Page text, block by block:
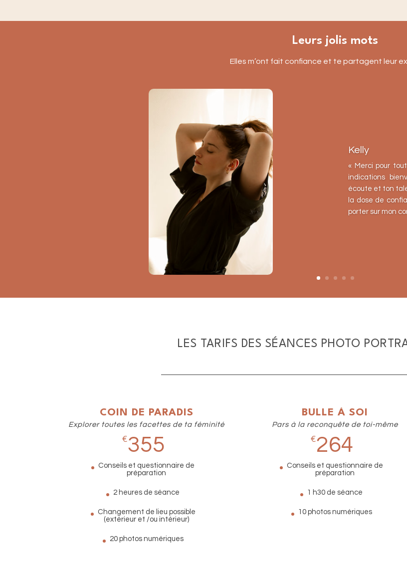
Leurs jolis mots
Elles m’ont fait confiance et te partagent leur
Kelly
« Merci pour
indications
écoute et ton
la dose de
porter sur mon
LES TARIFS DES SÉANCES PHOTO
COIN DE PARADIS
Explorer toutes les facettes de ta féminité
€355
Conseils et questionnaire de
préparation
2 heures de séance
Changement de lieu possible
(extérieur et /ou intérieur)
20 photos numériques
BULLE À SOI
Pars à la reconquête de toi-même
€264
Conseils et questionnaire de
préparation
1 h30 de séance
10 photos numériques